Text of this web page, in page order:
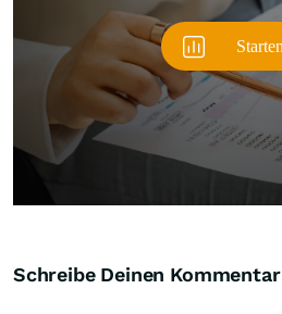
Schreibe Deinen Kommentar